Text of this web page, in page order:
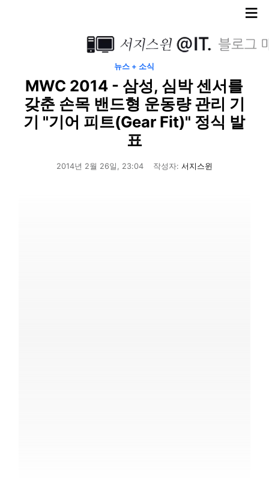
≡
뉴스 + 소식
MWC 2014 - 삼성, 심박 센서를
갖춘 손목 밴드형 운동량 관리 기
기 "기어 피트(Gear Fit)" 정식 발
표
2014년 2월 26일, 23:04 작성자: 서지스윈